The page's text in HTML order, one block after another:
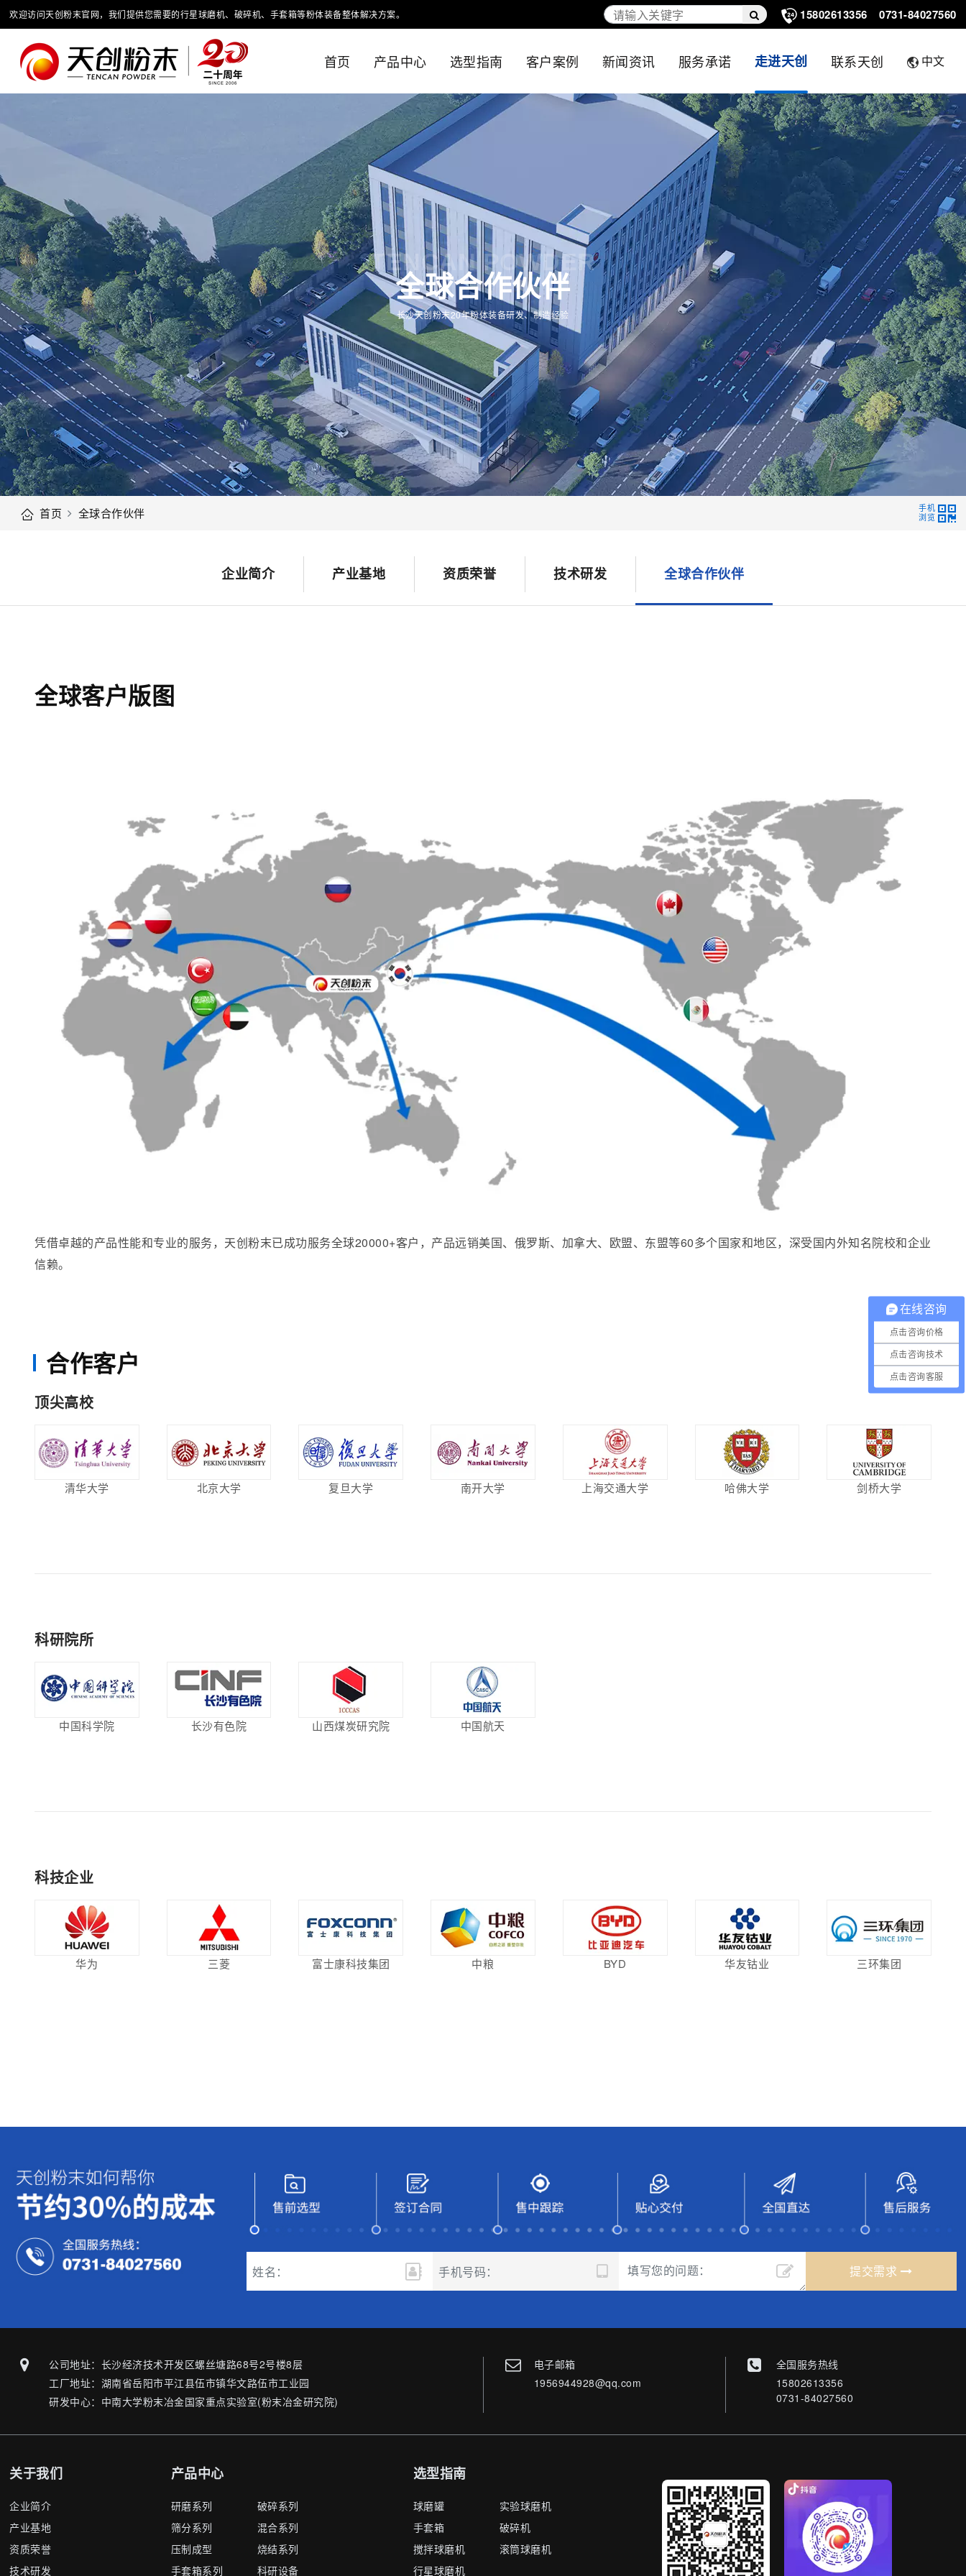
欢迎访问天创粉末官网，我们提供您需要的行星球磨机、破碎机、手套箱等粉体装备整体解决方案。 15802613356 0731-84027560
首页 产品中心 选型指南 客户案例 新闻资讯 服务承诺 走进天创 联系天创 中文
全球合作伙伴
TENCAN POWDER
长沙天创粉末20年粉体装备研发、制造经验
手机
浏览
首页 全球合作伙伴
企业简介 产业基地 资质荣誉 技术研发 全球合作伙伴
全球客户版图
凭借卓越的产品性能和专业的服务，天创粉末已成功服务全球20000+客户，产品远销美国、俄罗斯、加拿大、欧盟、东盟等60多个国家和地区，深受国内外知名院校和企业
信赖。
合作客户
顶尖高校
清华大学 北京大学 复旦大学 南开大学 上海交通大学 哈佛大学 剑桥大学
科研院所
中国科学院 长沙有色院 山西煤炭研究院 中国航天
科技企业
华为 三菱 富士康科技集团 中粮 BYD 华友钴业 三环集团
提交需求
公司地址：长沙经济技术开发区螺丝塘路68号2号楼8层
工厂地址：湖南省岳阳市平江县伍市镇华文路伍市工业园
研发中心：中南大学粉末冶金国家重点实验室(粉末冶金研究院)
电子邮箱
1956944928@qq.com
全国服务热线
15802613356
0731-84027560
关于我们
企业简介
产业基地
资质荣誉
技术研发
产品中心
研磨系列
破碎系列
筛分系列
混合系列
压制成型
烧结系列
手套箱系列
科研设备
选型指南
球磨罐
实验球磨机
手套箱
破碎机
搅拌球磨机
滚筒球磨机
行星球磨机
在线咨询
点击咨询价格
点击咨询技术
点击咨询客服